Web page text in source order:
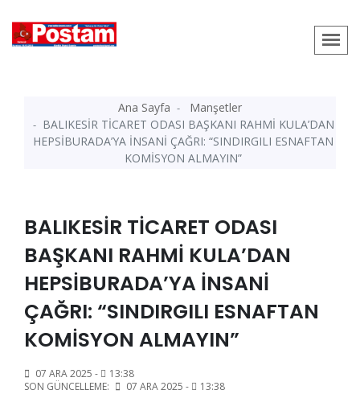
Ana Sayfa
Manşetler
BALIKESİR TİCARET ODASI BAŞKANI RAHMİ KULA’DAN
HEPSİBURADA’YA İNSANİ ÇAĞRI: “SINDIRGILI ESNAFTAN
KOMİSYON ALMAYIN”
BALIKESİR TİCARET ODASI
BAŞKANI RAHMİ KULA’DAN
HEPSİBURADA’YA İNSANİ
ÇAĞRI: “SINDIRGILI ESNAFTAN
KOMİSYON ALMAYIN”
07 ARA 2025 -
13:38
SON GÜNCELLEME:
07 ARA 2025 - 13:38